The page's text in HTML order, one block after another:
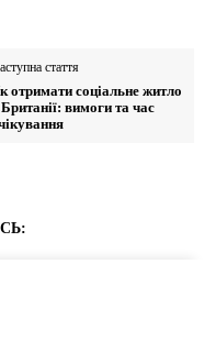
стаття
отримати соціальне житло
вимоги та час